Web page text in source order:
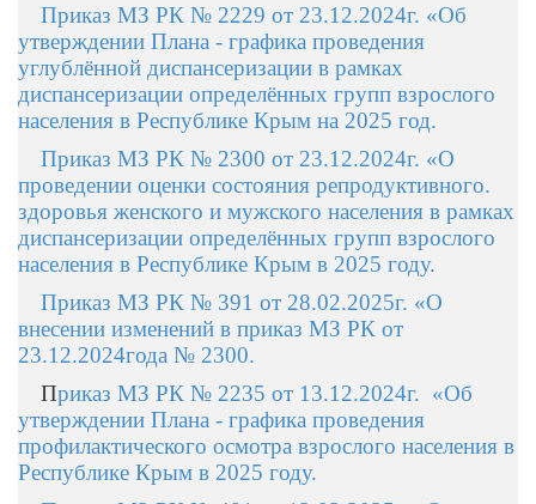
Приказ МЗ РК № 2229 от 23.12.2024г. «Об
утверждении Плана - графика проведения
углублённой диспансеризации в рамках
диспансеризации определённых групп взрослого
населения в Республике Крым на 2025 год.
Приказ МЗ РК № 2300 от 23.12.2024г. «О
проведении оценки состояния репродуктивного.
здоровья женского и мужского населения в рамках
диспансеризации определённых групп взрослого
населения в Республике Крым в 2025 году.
Приказ МЗ РК № 391 от 28.02.2025г. «О
внесении изменений в приказ МЗ РК от
23.12.2024года № 2300.
Приказ МЗ РК № 2235 от 13.12.2024г. «Об
утверждении Плана - графика проведения
профилактического осмотра взрослого населения в
Республике Крым в 2025 году.